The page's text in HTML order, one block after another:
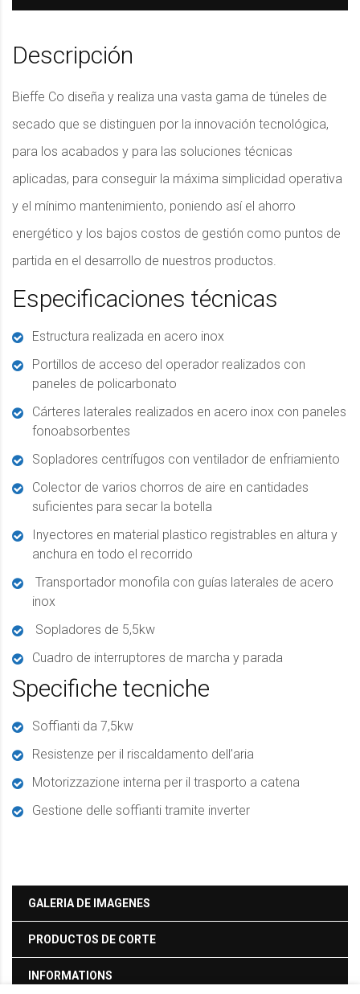
Descripción
Bieffe Co diseña y realiza una vasta gama de túneles de
secado que se distinguen por la innovación tecnológica,
para los acabados y para las soluciones técnicas
aplicadas, para conseguir la máxima simplicidad operativa
y el mínimo mantenimiento, poniendo así el ahorro
energético y los bajos costos de gestión como puntos de
partida en el desarrollo de nuestros productos.
Especificaciones técnicas
Estructura realizada en acero inox
Portillos de acceso del operador realizados con
paneles de policarbonato
Cárteres laterales realizados en acero inox con paneles
fonoabsorbentes
Sopladores centrífugos con ventilador de enfriamiento
Colector de varios chorros de aire en cantidades
suficientes para secar la botella
Inyectores en material plastico registrables en altura y
anchura en todo el recorrido
Transportador monofila con guías laterales de acero
inox
Sopladores de 5,5kw
Cuadro de interruptores de marcha y parada
Specifiche tecniche
Soffianti da 7,5kw
Resistenze per il riscaldamento dell’aria
Motorizzazione interna per il trasporto a catena
Gestione delle soffianti tramite inverter
GALERIA DE IMAGENES
PRODUCTOS DE CORTE
INFORMATIONS